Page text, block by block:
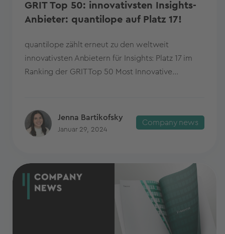
GRIT Top 50: innovativsten Insights-
Anbieter: quantilope auf Platz 17!
quantilope zählt erneut zu den weltweit
innovativsten Anbietern für Insights: Platz 17 im
Ranking der GRIT Top 50 Most Innovative...
Jenna Bartikofsky
Januar 29, 2024
Company news